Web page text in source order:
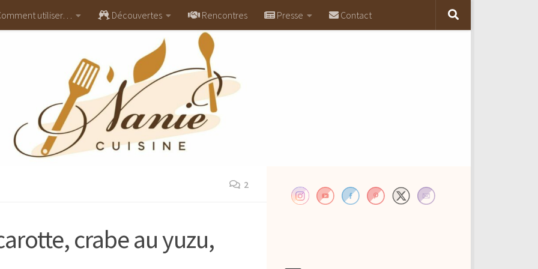
utiliser… Découvertes Rencontres Presse Contact
2
crabe au yuzu,